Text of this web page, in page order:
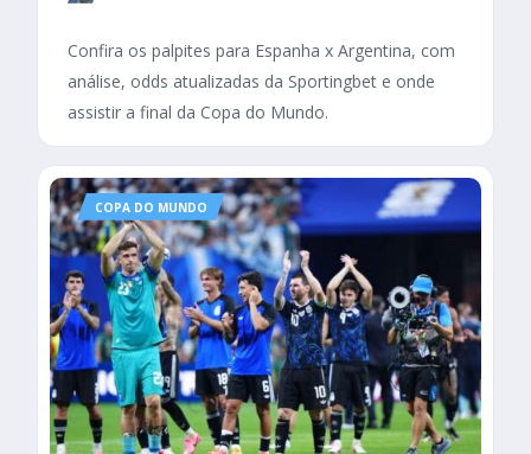
Confira os palpites para Espanha x Argentina, com
análise, odds atualizadas da Sportingbet e onde
assistir a final da Copa do Mundo.
COPA DO MUNDO